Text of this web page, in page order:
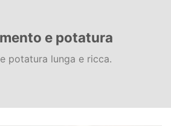
e potatura
potatura lunga e ricca.